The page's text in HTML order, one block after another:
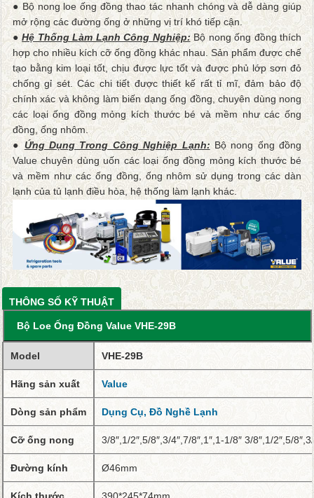
● Bộ nong loe ống đồng thao tác nhanh chóng và dễ dàng giúp
mở rộng các đường ống ở những vị trí khó tiếp cận.
● Hệ Thống Làm Lạnh Công Nghiệp: Bộ nong ống đồng thích
hợp cho nhiều kích cỡ ống đồng khác nhau. Sản phẩm được chế
tạo bằng kim loại tốt, chịu được lực tốt và được phủ lớp sơn đỏ
chống gỉ sét. Các chi tiết được thiết kế rất tỉ mĩ, đảm bảo độ
chính xác và không làm biến dạng ống đồng, chuyên dùng nong
các loại ống đồng mỏng kích thước bé và mềm như các ống
đồng, ống nhôm.
● Ứng Dụng Trong Công Nghiệp Lạnh: Bộ nong ống đồng
Value chuyên dùng uốn các loại ống đồng mỏng kích thước bé
và mềm như các ống đồng, ống nhôm sử dụng trong các dàn
lạnh của tủ lạnh điều hòa, hệ thống làm lạnh khác.
THÔNG SỐ KỸ THUẬT
Bộ Loe Ống Đồng Value VHE-29B
Model VHE-29B
Hãng sản xuất Value
Dòng sản phẩm Dụng Cụ, Đồ Nghề Lạnh
Cỡ ống nong 3/8″,1/2″,5/8″,3/4″,7/8″,1″,1-1/8″ 3/8″,1/2″,5/
Đường kính Ø46mm